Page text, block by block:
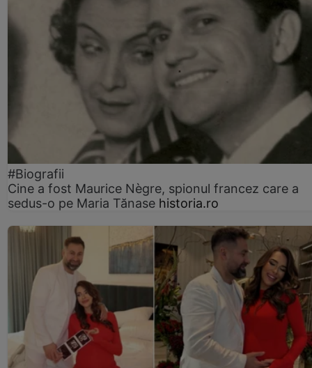
#Biografii
Cine a fost Maurice Nègre, spionul francez care a
sedus-o pe Maria Tănase historia.ro